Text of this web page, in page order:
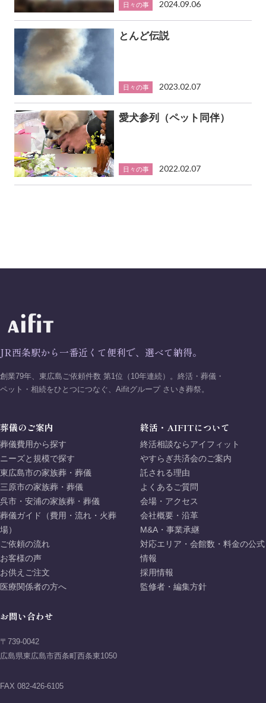
日々の事 2024.09.06
とんど伝説
日々の事 2023.02.07
愛犬参列（ペット同伴）
日々の事 2022.02.07
JR西条駅から一番近くて便利で、選べて納得。
創業79年、東広島ご依頼件数 第1位（10年連続）。終活・葬儀・
ペット・相続をひとつにつなぐ、Aifitグループ さいき葬祭。
葬儀のご案内
葬儀費用から探す
ニーズと規模で探す
東広島市の家族葬・葬儀
三原市の家族葬・葬儀
呉市・安浦の家族葬・葬儀
葬儀ガイド（費用・流れ・火葬
場）
ご依頼の流れ
お客様の声
お供えご注文
医療関係者の方へ
終活・AIFITについて
終活相談ならアイフィット
やすらぎ共済会のご案内
託される理由
よくあるご質問
会場・アクセス
会社概要・沿革
M&A・事業承継
対応エリア・会館数・料金の公式
情報
採用情報
監修者・編集方針
お問い合わせ
〒739-0042
広島県東広島市西条町西条東1050
FAX 082-426-6105